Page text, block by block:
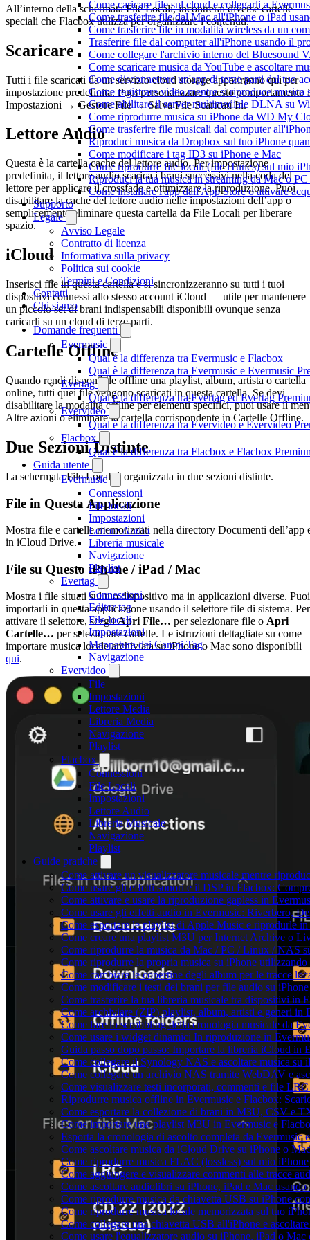
Come caricare file sul cloud e collegarli a
Come trasferire file dal Mac all'iPhone o iPad
Come trasferire file in modalità wireless da un
Trasferire file dal computer all'iPhone usando il
Come collegare l'archivio interno del Bluesound
Come scaricare musica da YouTube e ascoltare
Come disconnettere un'app di terze parti dal tuo
Come registrare video mentre si riproduce musica
Come abilitare il server multimediale DLNA su
Come riprodurre musica su iPhone da WD My
Come trasferire file musicali dal computer
Riproduci musica da Dropbox sul tuo iPhone
Come modificare i tag ID3 su iPhone e Mac
Come riprodurre file locali (file iTunes) sul mio
Riproduci la tua musica in streaming da Mac o
Come installare l'app dall'App Store o attivare
Supporto
Legale
Avviso Legale
Contratto di licenza
Informativa sulla privacy
Politica sui cookie
Termini e Condizioni
Contatti
Chi siamo
Domande frequenti
Evermusic
Qual è la differenza tra Evermusic e Flacbox
Qual è la differenza tra Evermusic e Evermusic
Evertag
Qual è la differenza tra Evertag ed Evertag
Evervideo
Qual è la differenza tra Evervideo e Evervideo
Flacbox
Qual è la differenza tra Flacbox e Flacbox
Guida utente
Evermusic
Connessioni
File locali
Impostazioni
Lettore Audio
Libreria musicale
Navigazione
Playlist
Evertag
Connessioni
Editor tag
File locali
Impostazioni
Mappatura dei Campi Tag
Navigazione
Evervideo
File
Impostazioni
Lettore Media
Libreria Media
Navigazione
Playlist
Flacbox
Connessioni
File Locali
Impostazioni
Lettore Audio
Libreria Musicale
Navigazione
Playlist
Guide pratiche
Come attivare un visualizzatore musicale mentre
Come usare gli effetti sonori e il DSP in Flacbox:
Come attivare e usare la riproduzione gapless in
Come usare gli effetti audio in Evermusic: Riverbero,
Come esportare le playlist di Apple Music e riprodurle
Come creare una playlist M3U per Internet Archive o
Come riprodurre la musica da Mac / PC / Linux / NAS
Come riprodurre la propria musica su iPhone utilizzando
Come cambiare le copertine degli album per le tracce
Come modificare i testi dei brani per file audio su
Come trasferire la tua libreria musicale tra dispositivi in
Come archiviare (ZIP) playlist, album, artisti e generi
Come fare lo scrobbling della cronologia musicale da
Come usare i widget dinamici In riproduzione in
Guida passo dopo passo: Importare la libreria iCloud in
Come collegare il Synology NAS e ascoltare musica su
Come collegare un archivio NAS tramite WebDAV e
Come visualizzare testi incorporati, commenti e file
Riprodurre musica offline in Evermusic e Flacbox:
Come esportare la collezione di brani in M3U, CSV e
Come importare una playlist M3U in Evermusic e
Esporta la cronologia di ascolto completa da Evermusic
Come ascoltare musica da iCloud Drive su iPhone o Mac
Come riprodurre musica FLAC (lossless) sul mio iPhone
Come aggiungere e visualizzare commenti alle tracce
Come ascoltare audiolibri su iPhone, iPad e Mac
Come riprodurre musica da chiavetta USB su iPhone
Come riprodurre musica locale memorizzata sul tuo
Come collegare una chiavetta USB all'iPhone e
Come usare l'equalizzatore audio su iPhone, iPad o
All’interno della schermata File Locali, incontrerai diverse cartelle
speciali che Flacbox utilizza per organizzare i contenuti.
Scaricare
Tutti i file scaricati da un servizio cloud storage appariranno qui per
impostazione predefinita. Puoi personalizzare questo comportamento
Impostazioni → Gestore File → Salva File Scaricati In.
Lettore Audio
Questa è la cartella cache del lettore audio. Per impostazione
predefinita, il lettore audio scarica i brani successivi nella coda del
lettore per applicare il crossfade e ottimizzare la riproduzione. Puoi
disabilitare la cache del lettore audio nelle impostazioni dell’app o
semplicemente eliminare questa cartella da File Locali per liberare
spazio.
iCloud
Inserisci file in questa cartella e si sincronizzeranno su tutti i tuoi
dispositivi connessi allo stesso account iCloud — utile per mantenere
un piccolo set di brani indispensabili disponibili ovunque senza
caricarli su un cloud di terze parti.
Cartelle Offline
Quando rendi disponibile offline una playlist, album, artista o cartella
online, tutti quei file vengono scaricati in questa cartella. Se devi
disabilitare la modalità offline per elementi specifici, puoi usare il
Altre azioni o eliminare la cartella corrispondente in Cartelle Offline.
Due Sezioni Distinte
La schermata File Locali è organizzata in due sezioni distinte.
File in Questa Applicazione
Mostra file e cartelle memorizzati nella directory Documenti dell’app
in iCloud Drive.
File su Questo iPhone / iPad / Mac
Mostra i file situati sul tuo dispositivo ma in applicazioni diverse. Puoi
importarli in questa applicazione usando il selettore file di sistema. Per
attivare il selettore, scegliApri File… per selezionare file o Apri
Cartelle… per selezionare cartelle. Le istruzioni dettagliate su come
importare musica locale archiviata su iPhone o Mac sono disponibili
qui.